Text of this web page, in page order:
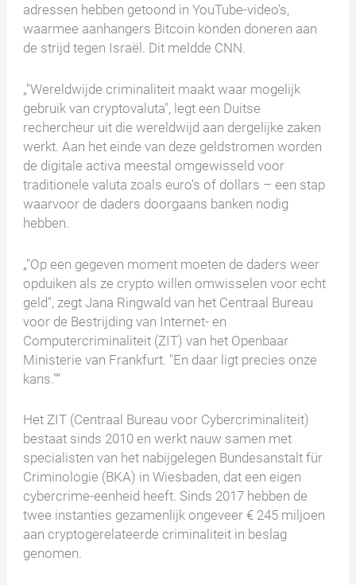
adressen hebben getoond in YouTube-video's,
waarmee aanhangers Bitcoin konden doneren aan
de strijd tegen Israël. Dit meldde CNN.
„"Wereldwijde criminaliteit maakt waar mogelijk
gebruik van cryptovaluta", legt een Duitse
rechercheur uit die wereldwijd aan dergelijke zaken
werkt. Aan het einde van deze geldstromen worden
de digitale activa meestal omgewisseld voor
traditionele valuta zoals euro's of dollars – een stap
waarvoor de daders doorgaans banken nodig
hebben.
„"Op een gegeven moment moeten de daders weer
opduiken als ze crypto willen omwisselen voor echt
geld", zegt Jana Ringwald van het Centraal Bureau
voor de Bestrijding van Internet- en
Computercriminaliteit (ZIT) van het Openbaar
Ministerie van Frankfurt. "En daar ligt precies onze
kans."“
Het ZIT (Centraal Bureau voor Cybercriminaliteit)
bestaat sinds 2010 en werkt nauw samen met
specialisten van het nabijgelegen Bundesanstalt für
Criminologie (BKA) in Wiesbaden, dat een eigen
cybercrime-eenheid heeft. Sinds 2017 hebben de
twee instanties gezamenlijk ongeveer € 245 miljoen
aan cryptogerelateerde criminaliteit in beslag
genomen.